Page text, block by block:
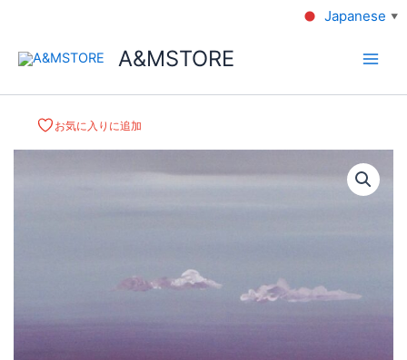
A&MSTORE
お気に入りに追加
Japanese ▼